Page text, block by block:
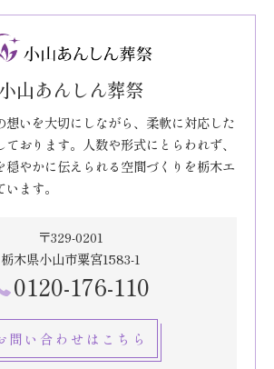
小山あんしん葬祭
想いを大切にしながら、柔軟に対応した
おります。人数や形式にとらわれず、
穏やかに伝えられる空間づくりを栃木エ
ます。
〒329-0201
栃木県小山市粟宮1583-1
0120-176-110
問い合わせはこちら